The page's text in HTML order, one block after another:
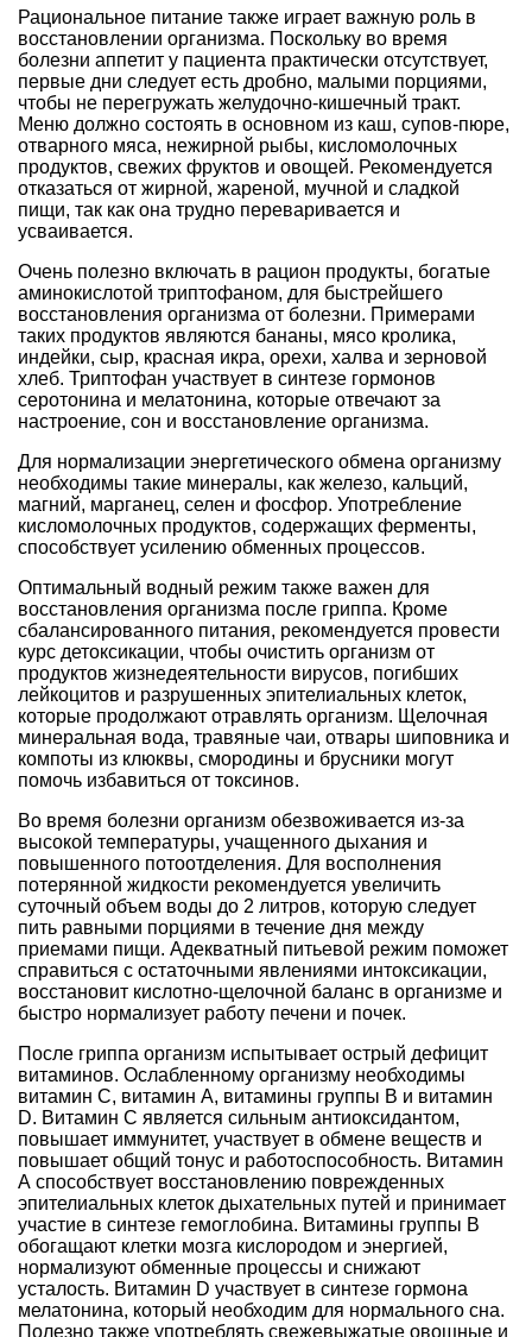
Рациональное питание также играет важную роль в
восстановлении организма. Поскольку во время
болезни аппетит у пациента практически отсутствует,
первые дни следует есть дробно, малыми порциями,
чтобы не перегружать желудочно-кишечный тракт.
Меню должно состоять в основном из каш, супов-пюре,
отварного мяса, нежирной рыбы, кисломолочных
продуктов, свежих фруктов и овощей. Рекомендуется
отказаться от жирной, жареной, мучной и сладкой
пищи, так как она трудно переваривается и
усваивается.
Очень полезно включать в рацион продукты, богатые
аминокислотой триптофаном, для быстрейшего
восстановления организма от болезни. Примерами
таких продуктов являются бананы, мясо кролика,
индейки, сыр, красная икра, орехи, халва и зерновой
хлеб. Триптофан участвует в синтезе гормонов
серотонина и мелатонина, которые отвечают за
настроение, сон и восстановление организма.
Для нормализации энергетического обмена организму
необходимы такие минералы, как железо, кальций,
магний, марганец, селен и фосфор. Употребление
кисломолочных продуктов, содержащих ферменты,
способствует усилению обменных процессов.
Оптимальный водный режим также важен для
восстановления организма после гриппа. Кроме
сбалансированного питания, рекомендуется провести
курс детоксикации, чтобы очистить организм от
продуктов жизнедеятельности вирусов, погибших
лейкоцитов и разрушенных эпителиальных клеток,
которые продолжают отравлять организм. Щелочная
минеральная вода, травяные чаи, отвары шиповника и
компоты из клюквы, смородины и брусники могут
помочь избавиться от токсинов.
Во время болезни организм обезвоживается из-за
высокой температуры, учащенного дыхания и
повышенного потоотделения. Для восполнения
потерянной жидкости рекомендуется увеличить
суточный объем воды до 2 литров, которую следует
пить равными порциями в течение дня между
приемами пищи. Адекватный питьевой режим поможет
справиться с остаточными явлениями интоксикации,
восстановит кислотно-щелочной баланс в организме и
быстро нормализует работу печени и почек.
После гриппа организм испытывает острый дефицит
витаминов. Ослабленному организму необходимы
витамин С, витамин А, витамины группы В и витамин
D. Витамин С является сильным антиоксидантом,
повышает иммунитет, участвует в обмене веществ и
повышает общий тонус и работоспособность. Витамин
А способствует восстановлению поврежденных
эпителиальных клеток дыхательных путей и принимает
участие в синтезе гемоглобина. Витамины группы В
обогащают клетки мозга кислородом и энергией,
нормализуют обменные процессы и снижают
усталость. Витамин D участвует в синтезе гормона
мелатонина, который необходим для нормального сна.
Полезно также употреблять свежевыжатые овощные и